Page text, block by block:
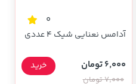
0
آدامس نعنایی شیک 4 عددی
6,000 تومان
7,000 تومان
خرید